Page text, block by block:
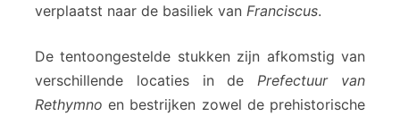
verplaatst naar de basiliek van Franciscus.
De tentoongestelde stukken zijn afkomstig van
verschillende locaties in de Prefectuur van
Rethymno en bestrijken zowel de prehistorische